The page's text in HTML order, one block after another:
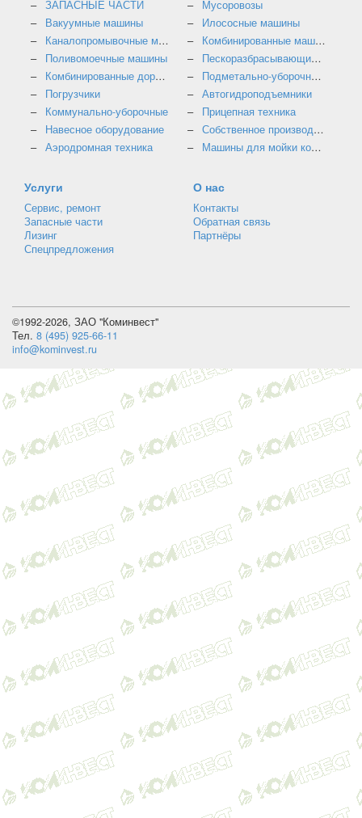
ЗАПАСНЫЕ ЧАСТИ
Мусоровозы
Вакуумные машины
Илососные машины
Каналопромывочные машины
Комбинированные машины
Поливомоечные машины
Пескоразбрасывающие машины
Комбинированные дорожные машины
Подметально-уборочные машины
Погрузчики
Автогидроподъемники
Коммунально-уборочные
Прицепная техника
Навесное оборудование
Собственное производство
Аэродромная техника
Машины для мойки контейнеров
Услуги
Сервис, ремонт
Запасные части
Лизинг
Спецпредложения
О нас
Контакты
Обратная связь
Партнёры
©1992-2026, ЗАО "Коминвест"
Тел. 8 (495) 925-66-11
info@kominvest.ru